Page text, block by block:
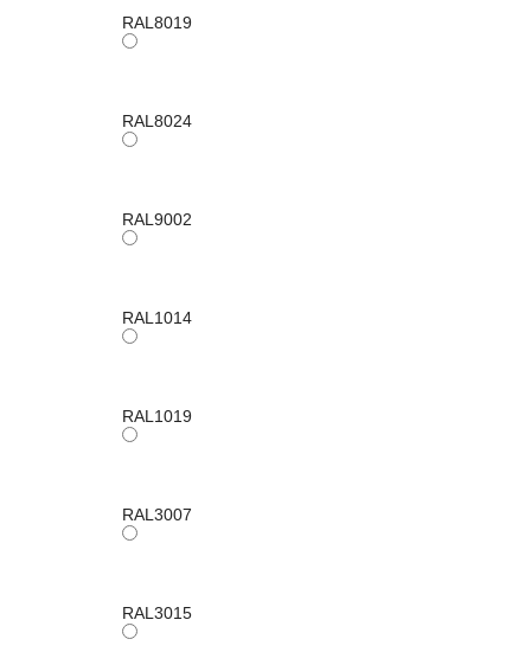
RAL8019
RAL8024
RAL9002
RAL1014
RAL1019
RAL3007
RAL3015